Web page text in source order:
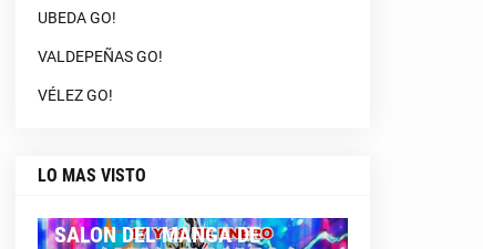
UBEDA GO!
VALDEPEÑAS GO!
VÉLEZ GO!
LO MAS VISTO
SALON DEL MANGA DE